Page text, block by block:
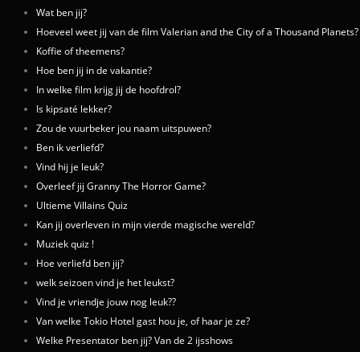
Wat ben jij?
Hoeveel weet jij van de film Valerian and the City of a Thousand Planets?
Koffie of theemens?
Hoe ben jij in de vakantie?
In welke film krijg jij de hoofdrol?
Is kipsaté lekker?
Zou de vuurbeker jou naam uitspuwen?
Ben ik verliefd?
Vind hij je leuk?
Overleef jij Granny The Horror Game?
Ultieme Villains Quiz
Kan jij overleven in mijn vierde magische wereld?
Muziek quiz !
Hoe verliefd ben jij?
welk seizoen vind je het leukst?
Vind je vriendje jouw nog leuk??
Van welke Tokio Hotel gast hou je, of haar je ze?
Welke Presentator ben jij? Van de 2 ijsshows